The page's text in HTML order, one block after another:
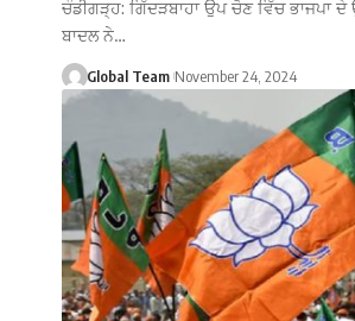
ਚੰਡੀਗੜ੍ਹ: ਗਿੱਦੜਬਾਹਾ ਉਪ ਚੋਣ ਵਿੱਚ ਭਾਜਪਾ
ਬਾਦਲ ਨੇ…
Global Team November 24, 2024